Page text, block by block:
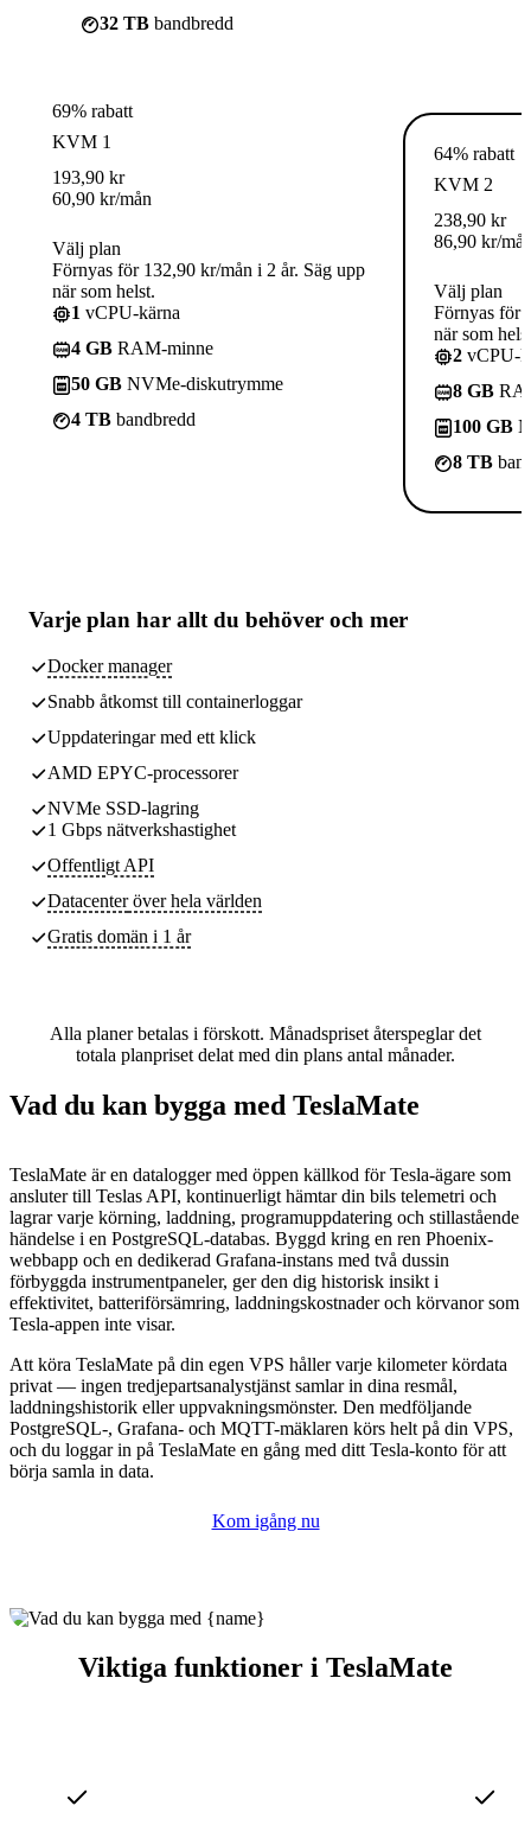
32 TB bandbredd
69% rabatt
KVM 1
193,90 kr
60,90 kr/mån
Välj plan
Förnyas för 132,90 kr/mån i 2 år. Säg upp
när som helst.
1 vCPU-kärna
4 GB RAM-minne
50 GB NVMe-diskutrymme
4 TB bandbredd
64% rabatt
KVM 2
238,90 kr
86,90 kr/
Välj plan
Förnyas för
när som
2 vCPU-
8 GB
100 GB
8 TB
Varje plan har allt du behöver och mer
Docker manager
Snabb åtkomst till containerloggar
Uppdateringar med ett klick
AMD EPYC-processorer
NVMe SSD-lagring
1 Gbps nätverkshastighet
Offentligt API
Datacenteröver hela världen
Gratis domän i 1 år
Alla planer betalas i förskott. Månadspriset återspeglar det
totala planpriset delat med din plans antal månader.
Vad du kan bygga med TeslaMate
TeslaMate är en datalogger med öppen källkod för Tesla-ägare som
ansluter till Teslas API, kontinuerligt hämtar din bils telemetri och
lagrar varje körning, laddning, programuppdatering och stillastående
händelse i en PostgreSQL-databas. Byggd kring en ren Phoenix-
webbapp och en dedikerad Grafana-instans med två dussin
förbyggda instrumentpaneler, ger den dig historisk insikt i
effektivitet, batteriförsämring, laddningskostnader och körvanor som
Tesla-appen inte visar.
Att köra TeslaMate på din egen VPS håller varje kilometer kördata
privat — ingen tredjepartsanalystjänst samlar in dina resmål,
laddningshistorik eller uppvakningsmönster. Den medföljande
PostgreSQL-, Grafana- och MQTT-mäklaren körs helt på din VPS,
och du loggar in på TeslaMate en gång med ditt Tesla-konto för att
börja samla in data.
Kom igång nu
Viktiga funktioner i TeslaMate